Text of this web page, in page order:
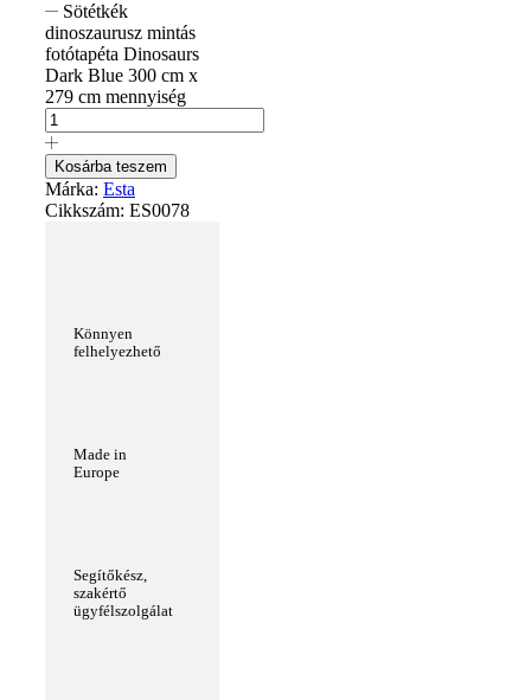
Sötétkék
dinoszaurusz mintás
fotótapéta Dinosaurs
Dark Blue 300 cm x
279 cm mennyiség
Kosárba teszem
Márka: Esta
Cikkszám: ES0078
Könnyen
felhelyezhető
Made in
Europe
Segítőkész,
szakértő
ügyfélszolgálat